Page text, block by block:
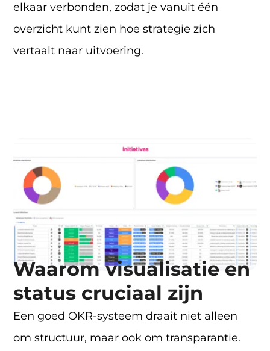
elkaar verbonden, zodat je vanuit één
overzicht kunt zien hoe strategie zich
vertaalt naar uitvoering.
Waarom visualisatie en
status cruciaal zijn
Een goed OKR-systeem draait niet alleen
om structuur, maar ook om transparantie.